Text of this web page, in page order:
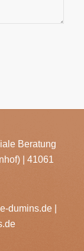
Beratung
| 41061
dumins.de|